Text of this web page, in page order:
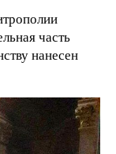
часть
нанесен